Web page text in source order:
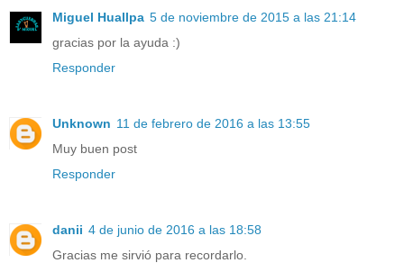
Miguel Huallpa 5 de noviembre de 2015 a las 21:14
gracias por la ayuda :)
Responder
Unknown 11 de febrero de 2016 a las 13:55
Muy buen post
Responder
danii 4 de junio de 2016 a las 18:58
Gracias me sirvió para recordarlo.